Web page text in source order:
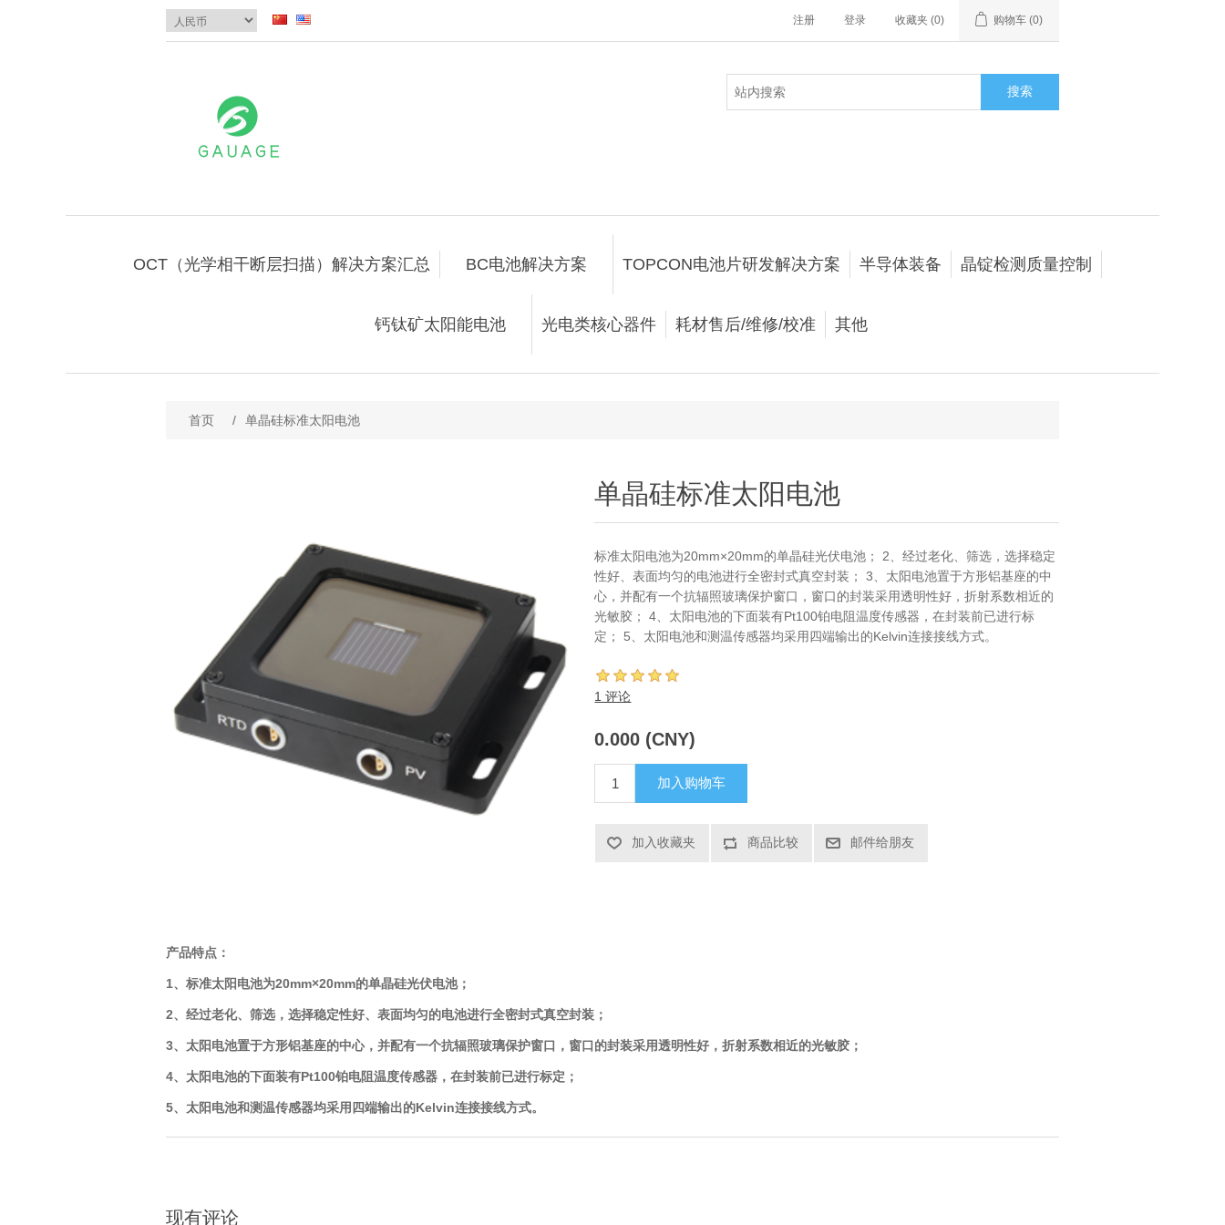
注册 登录 收藏夹 (0) 购物车 (0)
搜索
OCT（光学相干断层扫描）解决方案汇总 BC电池解决方案 TOPCON电池片研发解决方案 半导体装备 晶锭检测质量控制
钙钛矿太阳能电池 光电类核心器件 耗材售后/维修/校准 其他
首页 / 单晶硅标准太阳电池
单晶硅标准太阳电池
标准太阳电池为20mm×20mm的单晶硅光伏电池； 2、经过老化、筛选，选择稳定
性好、表面均匀的电池进行全密封式真空封装； 3、太阳电池置于方形铝基座的中
心，并配有一个抗辐照玻璃保护窗口，窗口的封装采用透明性好，折射系数相近的
光敏胶； 4、太阳电池的下面装有Pt100铂电阻温度传感器，在封装前已进行标
定； 5、太阳电池和测温传感器均采用四端输出的Kelvin连接接线方式。
1 评论
0.000 (CNY)
加入购物车
加入收藏夹 商品比较 邮件给朋友
产品特点：
1、标准太阳电池为20mm×20mm的单晶硅光伏电池；
2、经过老化、筛选，选择稳定性好、表面均匀的电池进行全密封式真空封装 ；
3、太阳电池置于方形铝基座的中心，并配有一个抗辐照玻璃保护窗口，窗口的封装采用透明性好，折射系数相近的光敏胶；
4、太阳电池的下面装有Pt100铂电阻温度传感器，在封装前已进行标定 ；
5、太阳电池和测温传感器均采用四端输出的Kelvin连接接线方式。
现有评论